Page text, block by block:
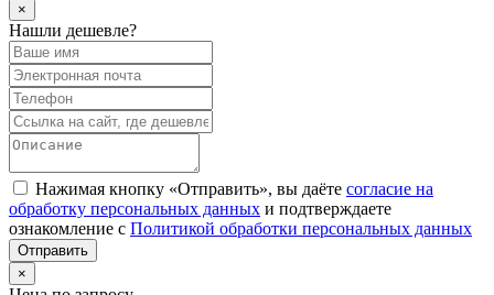
×
Нашли дешевле?
Нажимая кнопку «Отправить», вы даёте согласие на
обработку персональных данных и подтверждаете
ознакомление с Политикой обработки персональных данных
×